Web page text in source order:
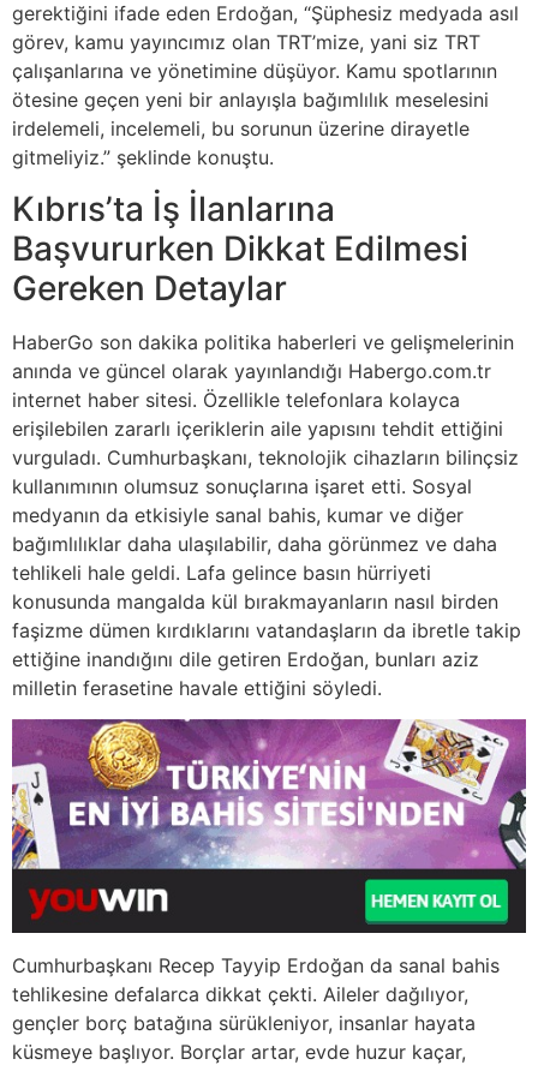
gerektiğini ifade eden Erdoğan, “Şüphesiz medyada asıl
görev, kamu yayıncımız olan TRT’mize, yani siz TRT
çalışanlarına ve yönetimine düşüyor. Kamu spotlarının
ötesine geçen yeni bir anlayışla bağımlılık meselesini
irdelemeli, incelemeli, bu sorunun üzerine dirayetle
gitmeliyiz.” şeklinde konuştu.
Kıbrıs’ta İş İlanlarına
Başvururken Dikkat Edilmesi
Gereken Detaylar
HaberGo son dakika politika haberleri ve gelişmelerinin
anında ve güncel olarak yayınlandığı Habergo.com.tr
internet haber sitesi. Özellikle telefonlara kolayca
erişilebilen zararlı içeriklerin aile yapısını tehdit ettiğini
vurguladı. Cumhurbaşkanı, teknolojik cihazların bilinçsiz
kullanımının olumsuz sonuçlarına işaret etti. Sosyal
medyanın da etkisiyle sanal bahis, kumar ve diğer
bağımlılıklar daha ulaşılabilir, daha görünmez ve daha
tehlikeli hale geldi. Lafa gelince basın hürriyeti
konusunda mangalda kül bırakmayanların nasıl birden
faşizme dümen kırdıklarını vatandaşların da ibretle takip
ettiğine inandığını dile getiren Erdoğan, bunları aziz
milletin ferasetine havale ettiğini söyledi.
Cumhurbaşkanı Recep Tayyip Erdoğan da sanal bahis
tehlikesine defalarca dikkat çekti. Aileler dağılıyor,
gençler borç batağına sürükleniyor, insanlar hayata
küsmeye başlıyor. Borçlar artar, evde huzur kaçar,